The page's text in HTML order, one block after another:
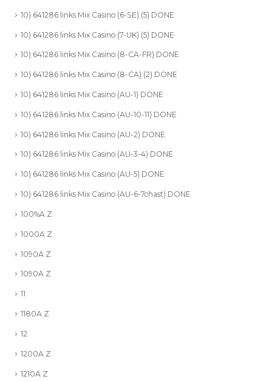
10) 641286 links Mix Casino (6-SE) (5) DONE
10) 641286 links Mix Casino (7-UK) (5) DONE
10) 641286 links Mix Casino (8-CA-FR) DONE
10) 641286 links Mix Casino (8-CA) (2) DONE
10) 641286 links Mix Casino (AU-1) DONE
10) 641286 links Mix Casino (AU-10-11) DONE
10) 641286 links Mix Casino (AU-2) DONE
10) 641286 links Mix Casino (AU-3-4) DONE
10) 641286 links Mix Casino (AU-5) DONE
10) 641286 links Mix Casino (AU-6-7chast) DONE
100%A Z
1000A Z
1090A Z
1090A Z
11
1180A Z
12
1200A Z
1210A Z